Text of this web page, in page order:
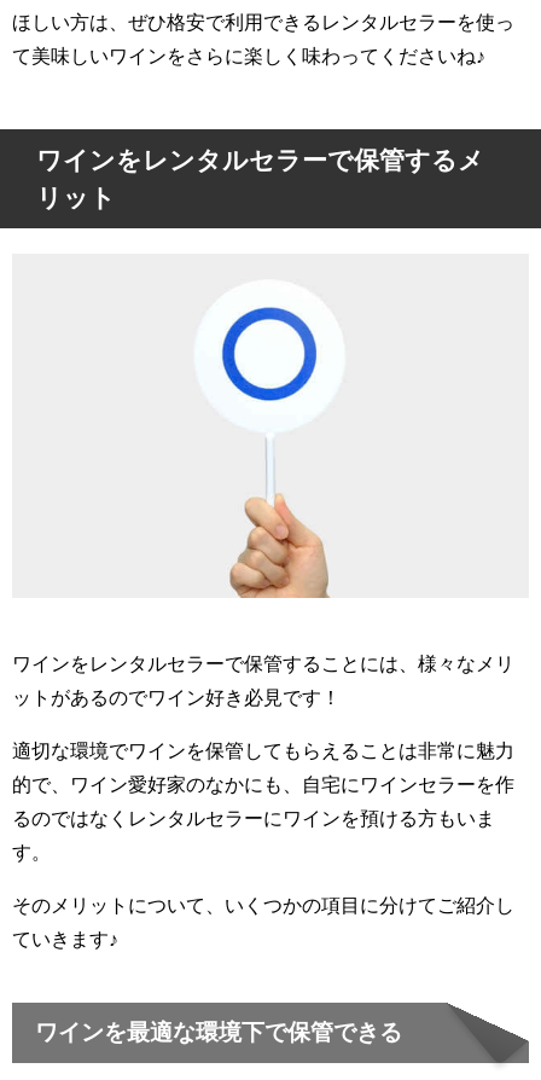
ほしい方は、ぜひ格安で利用できるレンタルセラーを使っ
て美味しいワインをさらに楽しく味わってくださいね♪
ワインをレンタルセラーで保管するメ
リット
ワインをレンタルセラーで保管することには、様々なメリ
ットがあるのでワイン好き必見です！
適切な環境でワインを保管してもらえることは非常に魅力
的で、ワイン愛好家のなかにも、自宅にワインセラーを作
るのではなくレンタルセラーにワインを預ける方もいま
す。
そのメリットについて、いくつかの項目に分けてご紹介し
ていきます♪
ワインを最適な環境下で保管できる